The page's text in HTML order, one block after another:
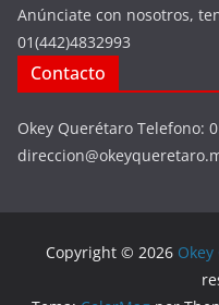
Anúnciate con nosotros,
01(442)4832993
Contacto
Okey Querétaro Telefono:
Copyright © 2026